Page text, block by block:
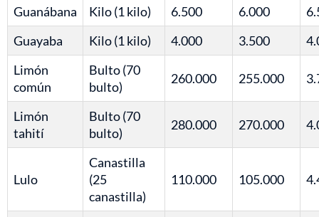
Guanábana Kilo (1 kilo) 6.500 6.000
Guayaba
Kilo (1 kilo) 4.000 3.500
Limón
común
Bulto (70
bulto)
260.000 255.000
Limón
tahití
Bulto (70
bulto)
280.000 270.000
Lulo
Canastilla
(25
canastilla)
110.000 105.000